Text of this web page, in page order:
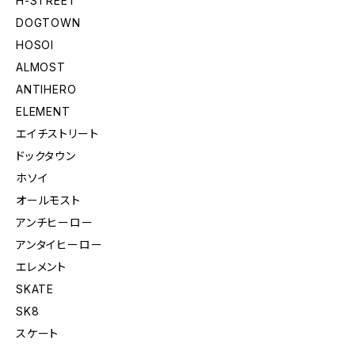
DOGTOWN
HOSOI
ALMOST
ANTIHERO
ELEMENT
エイチストリート
ドックタウン
ホソイ
オールモスト
アンチヒーロー
アンタイヒーロー
エレメント
SKATE
SK8
スケート